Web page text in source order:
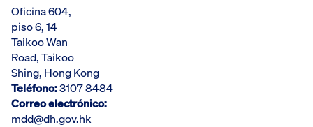
Oficina 604,
piso 6, 14
Taikoo Wan
Road, Taikoo
Shing, Hong Kong
Teléfono:3107 8484
Correo electrónico:
mdd@dh.gov.hk